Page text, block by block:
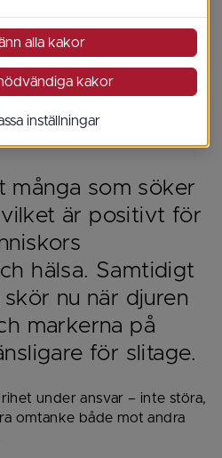
många som söker
är positivt för
hälsa. Samtidigt
nu när djuren
markerna på
för slitage.
under ansvar – inte störa,
omtanke både mot andra
alla kakor
kakor
inställningar